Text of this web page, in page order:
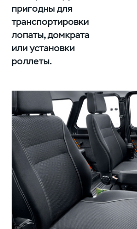
пригодны для
транспортировки
лопаты, домкрата
или установки
роллеты.